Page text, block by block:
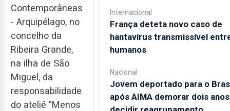
Contemporâneas
- Arquipélago, no
concelho da
Ribeira Grande,
na ilha de São
Miguel, da
responsabilidade
do ateliê "Menos
Internacional
França deteta novo caso de
hantavírus transmissível
humanos
Nacional
Jovem deportado para o
após AIMA demorar dois